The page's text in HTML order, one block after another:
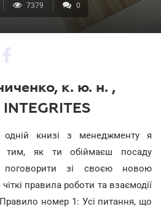
7379 0
к. ю. н. ,
книзі з менеджменту я
тим, як ти обіймаєш посаду
поговорити зі своєю новою
правила роботи та взаємодії
номер 1: Усі питання, що